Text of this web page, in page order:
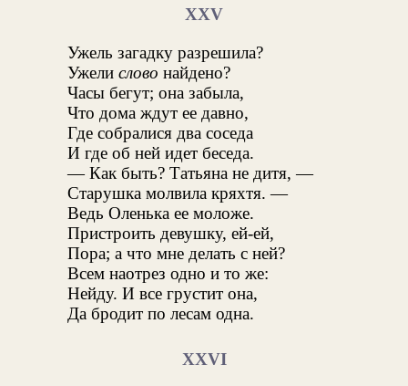
XXV
Ужель загадку разрешила?
Ужели слово найдено?
Часы бегут; она забыла,
Что дома ждут ее давно,
Где собралися два соседа
И где об ней идет беседа.
— Как быть? Татьяна не дитя, —
Старушка молвила кряхтя. —
Ведь Оленька ее моложе.
Пристроить девушку, ей-ей,
Пора; а что мне делать с ней?
Всем наотрез одно и то же:
Нейду. И все грустит она,
Да бродит по лесам одна.
XXVI